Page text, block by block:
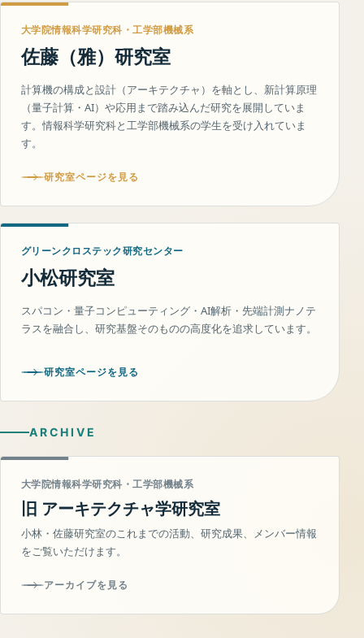
大学院情報科学研究科・工学部機械系
佐藤（雅）研究室
計算機の構成と設計（アーキテクチャ）を軸とし、新計算原理
（量子計算・AI）や応用まで踏み込んだ研究を展開していま
す。情報科学研究科と工学部機械系の学生を受け入れていま
す。
研究室ページを見る
グリーンクロステック研究センター
小松研究室
スパコン・量子コンピューティング・AI解析・先端計測ナノテ
ラスを融合し、研究基盤そのものの高度化を追求しています。
研究室ページを見る
ARCHIVE
大学院情報科学研究科・工学部機械系
旧 アーキテクチャ学研究室
小林・佐藤研究室のこれまでの活動、研究成果、メンバー情報
をご覧いただけます。
アーカイブを見る